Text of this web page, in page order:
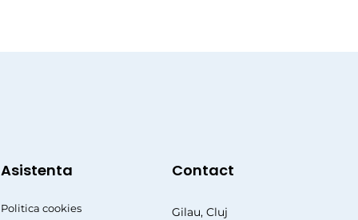
Asistenta
Politica cookies
Contact
Gilau, Cluj